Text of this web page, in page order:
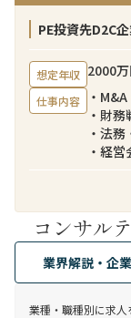
PE投資先D2C
想定年収 2000
仕事内容
・
・財
・法
・経
コンサル
業界解説・企
業種・職種別に求人